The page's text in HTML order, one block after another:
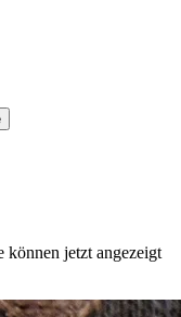
können jetzt angezeigt